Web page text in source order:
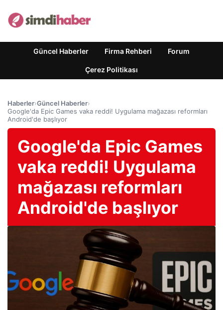
Güncel Haberler Firma Rehberi Forum
Çerez Politikası
Haberler›Güncel Haberler›
Google'da Epic Games vaka reddi! Uygulama mağazası reformları
Android'de başlıyor
Google'da Epic Games
vaka reddi! Uygulama
mağazası reformları
Android'de başlıyor